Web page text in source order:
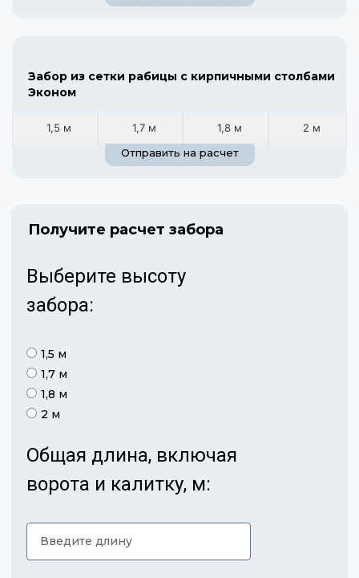
Забор из сетки рабицы с кирпичными столбами
Эконом
1,5 м 1,7 м 1,8 м
2 м
Отправить на расчет
Получите расчет забора
Выберите высоту
забора:
1,5 м
1,7 м
1,8 м
2 м
Общая длина, включая
ворота и калитку, м: